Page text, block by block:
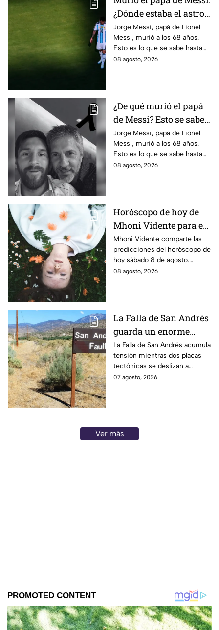
¿Dónde estaba el astro
argentino al conocer la
noticia?
Jorge Messi, papá de Lionel
Messi, murió a los 68 años.
Esto es lo que se sabe hasta
ahora sobre su fallecimiento y
08 agosto, 2026
¿De qué murió el papá
de Messi? Esto se sabe
sobre el fallecimiento
de Jorge Messi
Jorge Messi, papá de Lionel
Messi, murió a los 68 años.
Esto es lo que se sabe hasta
ahora sobre su fallecimiento
08 agosto, 2026
Horóscopo de hoy de
Mhoni Vidente para el
sábado 8 de agosto
¡Cierre de ciclo!
Mhoni Vidente comparte las
predicciones del horóscopo de
hoy sábado 8 de agosto.
Descubre qué signos vivirán
08 agosto, 2026
La Falla de San Andrés
guarda un enorme
peligro: estos datos
explican el temor
científico
La Falla de San Andrés acumula
tensión mientras dos placas
tectónicas se deslizan a
centímetros por año. Estos
07 agosto, 2026
Ver más